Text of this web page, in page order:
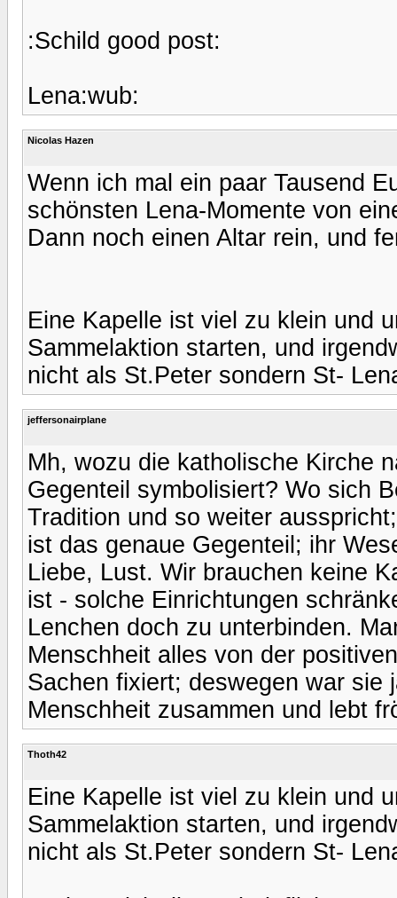
:Schild good post:
Lena:wub:
Nicolas Hazen
Wenn ich mal ein paar Tausend
schönsten Lena-Momente von
Dann noch einen Altar rein, und
Eine Kapelle ist viel zu klein und
Sammelaktion starten, und
nicht als St.Peter sondern St-
jeffersonairplane
Mh, wozu die katholische Kirche
Gegenteil symbolisiert? Wo sich
Tradition und so weiter
ist das genaue Gegenteil; ihr
Liebe, Lust. Wir brauchen keine
ist - solche Einrichtungen
Lenchen doch zu unterbinden.
Menschheit alles von der
Sachen fixiert; deswegen war sie
Menschheit zusammen und lebt
Thoth42
Eine Kapelle ist viel zu klein und
Sammelaktion starten, und
nicht als St.Peter sondern St-